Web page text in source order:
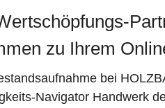
zu Ihrem
bei
Navigator Handwerk